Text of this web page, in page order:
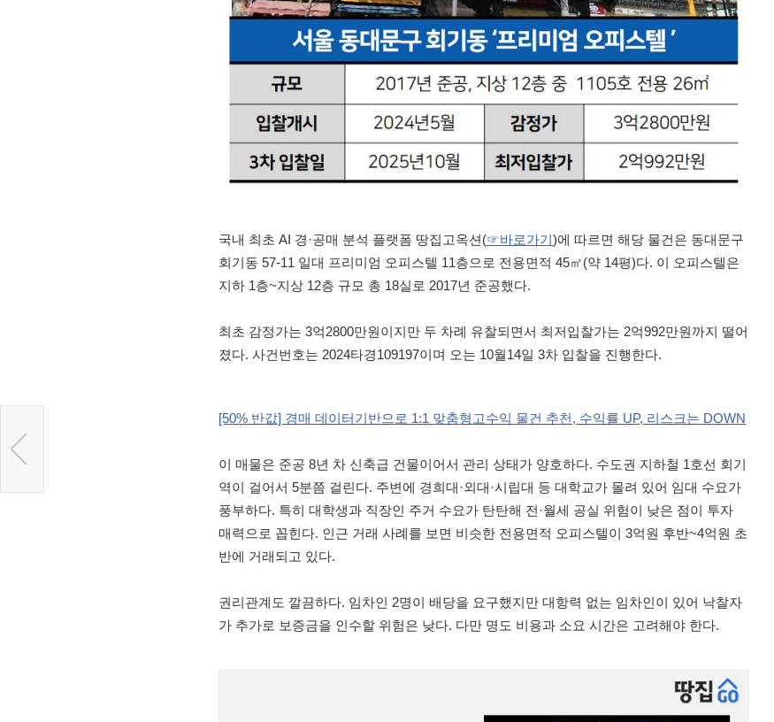
국내 최초 AI 경·공매 분석 플랫폼 땅집고옥션(☞바로가기)에 따르면 해당 물건은 동대문구
회기동 57-11 일대 프리미엄 오피스텔 11층으로 전용면적 45㎡(약 14평)다. 이 오피스텔은
지하 1층~지상 12층 규모 총 18실로 2017년 준공했다.
최초 감정가는 3억2800만원이지만 두 차례 유찰되면서 최저입찰가는 2억992만원까지 떨어
졌다. 사건번호는 2024타경109197이며 오는 10월14일 3차 입찰을 진행한다.
[50% 반값] 경매 데이터기반으로 1:1 맞춤형고수익 물건 추천, 수익률 UP, 리스크는 DOWN
이 매물은 준공 8년 차 신축급 건물이어서 관리 상태가 양호하다. 수도권 지하철 1호선 회기
역이 걸어서 5분쯤 걸린다. 주변에 경희대·외대·시립대 등 대학교가 몰려 있어 임대 수요가
풍부하다. 특히 대학생과 직장인 주거 수요가 탄탄해 전·월세 공실 위험이 낮은 점이 투자
매력으로 꼽힌다. 인근 거래 사례를 보면 비슷한 전용면적 오피스텔이 3억원 후반~4억원 초
반에 거래되고 있다.
권리관계도 깔끔하다. 임차인 2명이 배당을 요구했지만 대항력 없는 임차인이 있어 낙찰자
가 추가로 보증금을 인수할 위험은 낮다. 다만 명도 비용과 소요 시간은 고려해야 한다.